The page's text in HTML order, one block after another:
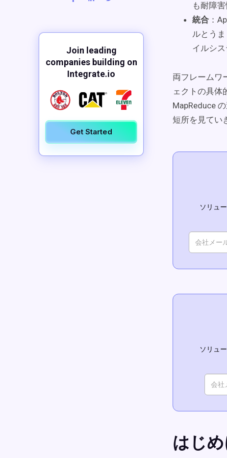
Join leading
companies building on
Integrate.io
Get Started
も耐障
統合 ：
ルとう
イルシ
両フレームワ
ェクトの具体
MapReduce
短所を見てい
ソリュ
ソリュ
はじ